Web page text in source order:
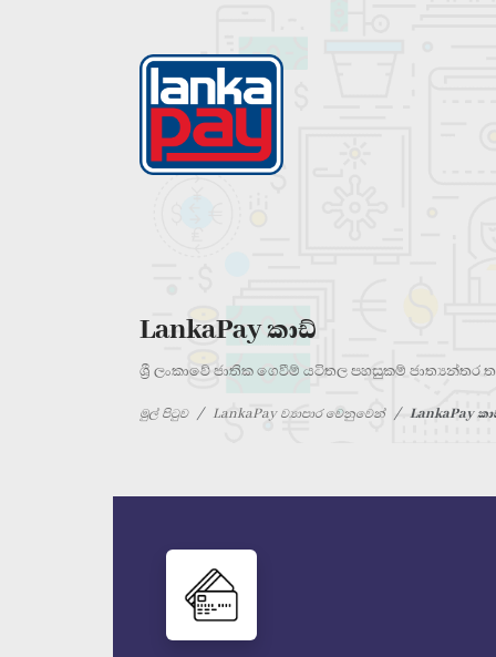
LankaPay කාඩ්
ශ්‍රී ලංකාවේ ජාතික ගෙවීම් යටිතල පහසුකම් ජාත්‍යන්තර
මුල් පිටුව LankaPay ව්‍යාපාර වෙනුවෙන් LankaPay